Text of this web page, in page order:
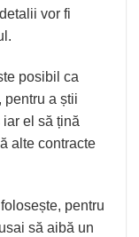
vor fi
posibil ca
pentru a știi
el să țină
alte contracte
pentru
să aibă un